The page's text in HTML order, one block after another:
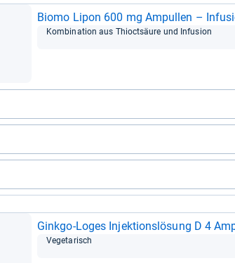
Biomo Lipon 600 mg Ampul­len –
Kom­bi­na­tion aus Thioct­säure und Infu­sion
Ginkgo-​Loges Injek­ti­ons­lö­sung D 4
Vege­ta­risch